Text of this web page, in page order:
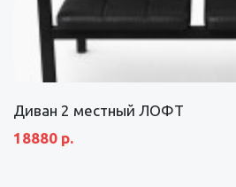
Диван 2 местный ЛОФТ
18880 р.